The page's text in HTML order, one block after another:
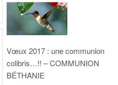
Vœux 2017 : une communion
colibris…!! – COMMUNION
BÉTHANIE